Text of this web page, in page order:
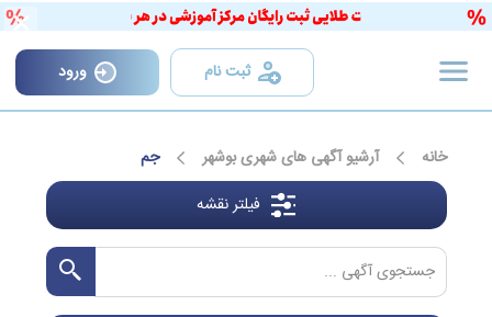
×
ثبت نام ورود
خانه آرشیو آگهی های شهری بوشهر
جم
فیلتر نقشه